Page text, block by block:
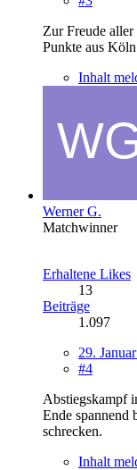
Zur Freude
Punkte aus
Inhalt
Werner G.
Matchwinner
Erhaltene Likes
13
Beiträge
1.097
29.
#4
Abstiegskampf
Ende spannend
schrecken.
Inhalt